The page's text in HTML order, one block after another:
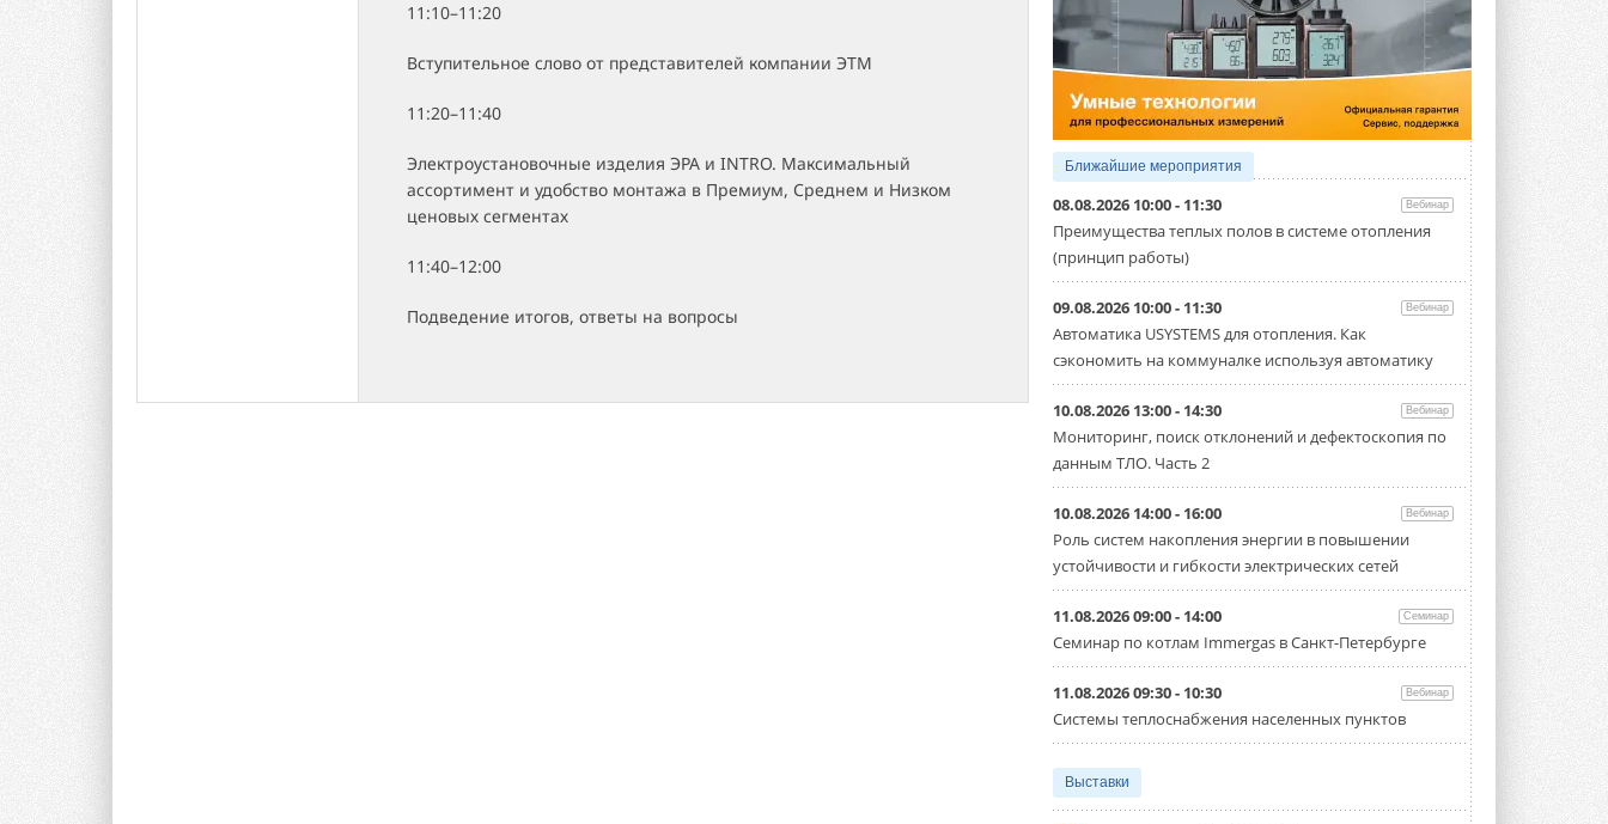
11:10–11:20
Вступительное слово от представителей компании ЭТМ
11:20–11:40
Электроустановочные изделия ЭРА и INTRO. Максимальный
ассортимент и удобство монтажа в Премиум, Среднем и Низком
ценовых сегментах
11:40–12:00
Подведение итогов, ответы на вопросы
Ближайшие мероприятия
08.08.2026 10:00 - 11:30 Вебинар
Преимущества теплых полов в системе отопления
(принцип работы)
09.08.2026 10:00 - 11:30 Вебинар
Автоматика USYSTEMS для отопления. Как
сэкономить на коммуналке используя автоматику
10.08.2026 13:00 - 14:30 Вебинар
Мониторинг, поиск отклонений и дефектоскопия по
данным ТЛО. Часть 2
10.08.2026 14:00 - 16:00 Вебинар
Роль систем накопления энергии в повышении
устойчивости и гибкости электрических сетей
11.08.2026 09:00 - 14:00 Семинар
Семинар по котлам Immergas в Санкт-Петербурге
11.08.2026 09:30 - 10:30 Вебинар
Системы теплоснабжения населенных пунктов
Выставки